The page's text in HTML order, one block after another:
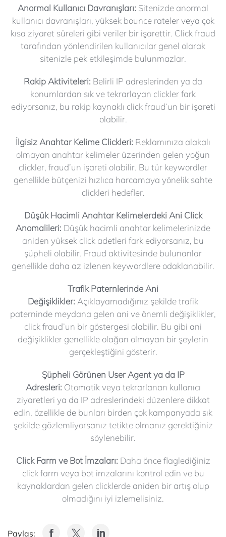
Anormal Kullanıcı Davranışları: Sitenizde anormal
kullanıcı davranışları, yüksek bounce rateler veya çok
kısa ziyaret süreleri gibi veriler bir işarettir. Click fraud
tarafından yönlendirilen kullanıcılar genel olarak
sitenizle pek etkileşimde bulunmazlar.
Rakip Aktiviteleri: Belirli IP adreslerinden ya da
konumlardan sık ve tekrarlayan clickler fark
ediyorsanız, bu rakip kaynaklı click fraud’un bir işareti
olabilir.
İlgisiz Anahtar Kelime Clickleri: Reklamınıza alakalı
olmayan anahtar kelimeler üzerinden gelen yoğun
clickler, fraud’un işareti olabilir. Bu tür keywordler
genellikle bütçenizi hızlıca harcamaya yönelik sahte
clickleri hedefler.
Düşük Hacimli Anahtar Kelimelerdeki Ani Click
Anomalileri: Düşük hacimli anahtar kelimelerinizde
aniden yüksek click adetleri fark ediyorsanız, bu
şüpheli olabilir. Fraud aktivitesinde bulunanlar
genellikle daha az izlenen keywordlere odaklanabilir.
Trafik Paternlerinde Ani
Değişiklikler: Açıklayamadığınız şekilde trafik
paterninde meydana gelen ani ve önemli değişiklikler,
click fraud’un bir göstergesi olabilir. Bu gibi ani
değişiklikler genellikle olağan olmayan bir şeylerin
gerçekleştiğini gösterir.
Şüpheli Görünen User Agent ya da IP
Adresleri: Otomatik veya tekrarlanan kullanıcı
ziyaretleri ya da IP adreslerindeki düzenlere dikkat
edin, özellikle de bunları birden çok kampanyada sık
şekilde gözlemliyorsanız tetikte olmanız gerektiğiniz
söylenebilir.
Click Farm ve Bot İmzaları: Daha önce flaglediğiniz
click farm veya bot imzalarını kontrol edin ve bu
kaynaklardan gelen clicklerde aniden bir artış olup
olmadığını iyi izlemelisiniz.
Paylaş: